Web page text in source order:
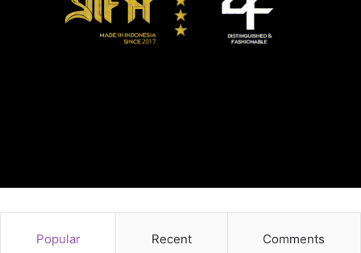
Popular Recent Comments